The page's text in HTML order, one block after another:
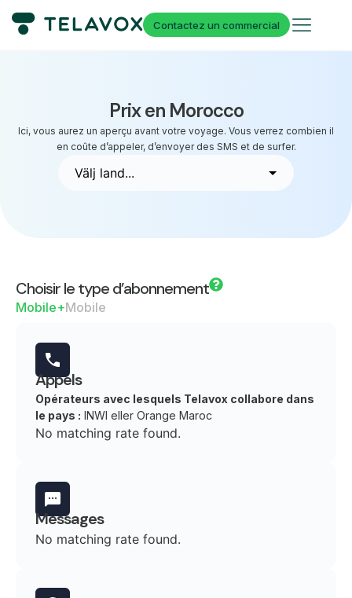
Contactez un commercial
Prix en Morocco
Ici, vous aurez un aperçu avant votre voyage. Vous verrez combien il
en coûte d’appeler, d’envoyer des SMS et de surfer.
Choisir le type d’abonnement
Mobile+Mobile
Appels
Opérateurs avec lesquels Telavox collabore dans
le pays : INWI eller Orange Maroc
No matching rate found.
Messages
No matching rate found.